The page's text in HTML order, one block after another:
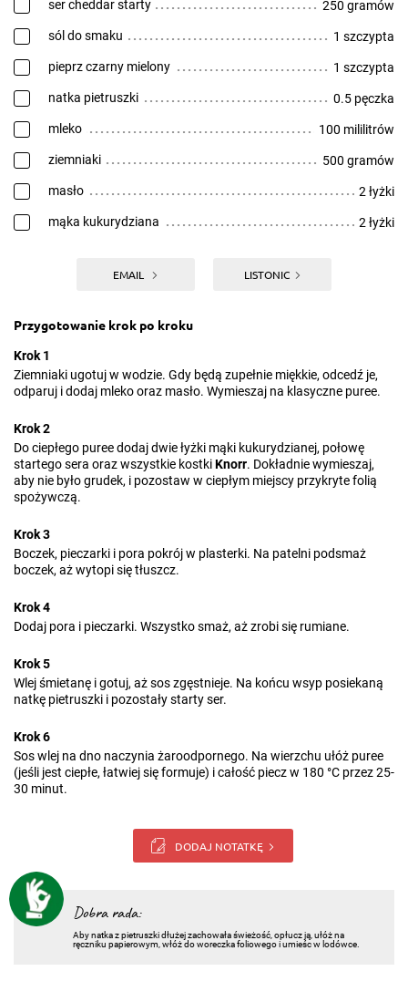
ser cheddar starty 250 gramów
sól do smaku 1 szczypta
pieprz czarny mielony 1 szczypta
natka pietruszki 0.5 pęczka
mleko 100 mililitrów
ziemniaki 500 gramów
masło 2 łyżki
mąka kukurydziana 2 łyżki
EMAIL LISTONIC
Przygotowanie krok po kroku
Krok 1
Ziemniaki ugotuj w wodzie. Gdy będą zupełnie miękkie, odcedź je,
odparuj i dodaj mleko oraz masło. Wymieszaj na klasyczne puree.
Krok 2
Do ciepłego puree dodaj dwie łyżki mąki kukurydzianej, połowę
startego sera oraz wszystkie kostkiKnorr. Dokładnie wymieszaj,
aby nie było grudek, i pozostaw w ciepłym miejscy przykryte folią
spożywczą.
Krok 3
Boczek, pieczarki i pora pokrój w plasterki. Na patelni podsmaż
boczek, aż wytopi się tłuszcz.
Krok 4
Dodaj pora i pieczarki. Wszystko smaż, aż zrobi się rumiane.
Krok 5
Wlej śmietanę i gotuj, aż sos zgęstnieje. Na końcu wsyp posiekaną
natkę pietruszki i pozostały starty ser.
Krok 6
Sos wlej na dno naczynia żaroodpornego. Na wierzchu ułóż puree
(jeśli jest ciepłe, łatwiej się formuje) i całość piecz w 180 °C przez 25-
30 minut.
DODAJ NOTATKĘ
Dobra rada:
Aby natka z pietruszki dłużej zachowała świeżość, opłucz ją, ułóż na
ręczniku papierowym, włóż do woreczka foliowego i umieśc w lodówce.